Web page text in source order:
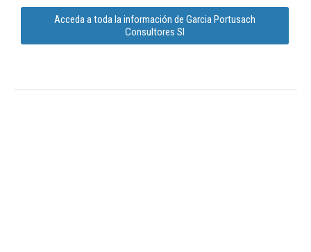
Acceda a toda la información de Garcia Portusach
Consultores Sl